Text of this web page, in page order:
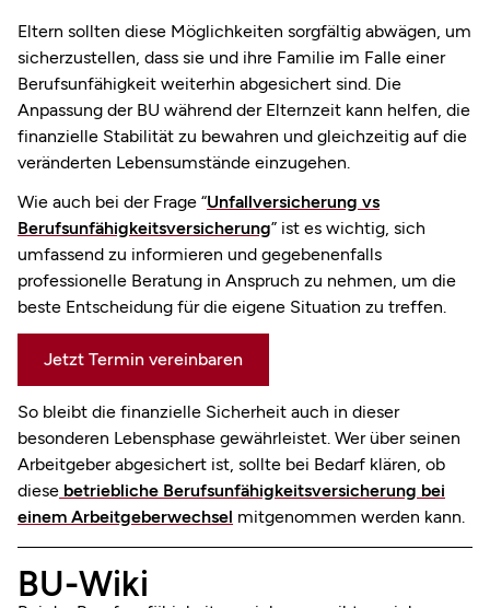
Eltern sollten diese Möglichkeiten sorgfältig abwägen, um
sicherzustellen, dass sie und ihre Familie im Falle einer
Berufsunfähigkeit weiterhin abgesichert sind. Die
Anpassung der BU während der Elternzeit kann helfen, die
finanzielle Stabilität zu bewahren und gleichzeitig auf die
veränderten Lebensumstände einzugehen.
Wie auch bei der Frage “Unfallversicherung vs
Berufsunfähigkeitsversicherung” ist es wichtig, sich
umfassend zu informieren und gegebenenfalls
professionelle Beratung in Anspruch zu nehmen, um die
beste Entscheidung für die eigene Situation zu treffen.
Jetzt Termin vereinbaren
So bleibt die finanzielle Sicherheit auch in dieser
besonderen Lebensphase gewährleistet. Wer über seinen
Arbeitgeber abgesichert ist, sollte bei Bedarf klären, ob
diese betriebliche Berufsunfähigkeitsversicherung bei
einem Arbeitgeberwechsel mitgenommen werden kann.
BU-Wiki